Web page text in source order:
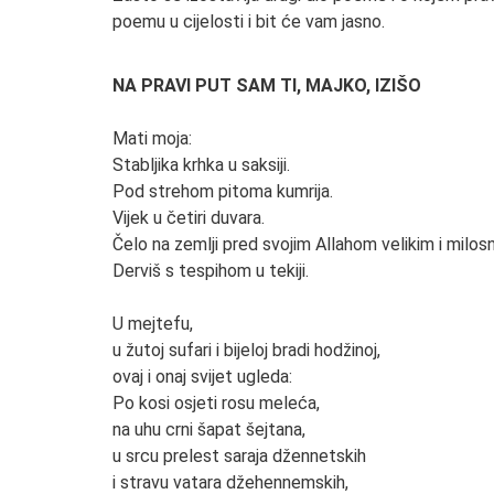
poemu u cijelosti i bit će vam jasno.
NA PRAVI PUT SAM TI, MAJKO, IZIŠO
Mati moja:
Stabljika krhka u saksiji.
Pod strehom pitoma kumrija.
Vijek u četiri duvara.
Čelo na zemlji pred svojim Allahom velikim i
Derviš s tespihom u tekiji.
U mejtefu,
u žutoj sufari i bijeloj bradi hodžinoj,
ovaj i onaj svijet ugleda:
Po kosi osjeti rosu meleća,
na uhu crni šapat šejtana,
u srcu prelest saraja džennetskih
i stravu vatara džehennemskih,